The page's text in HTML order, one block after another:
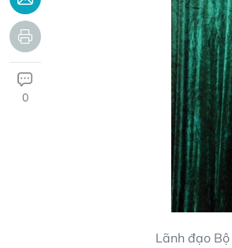
0
Lãnh đạo